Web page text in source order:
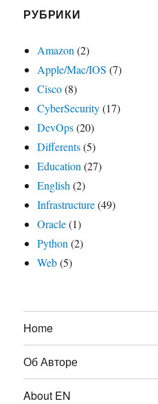
РУБРИКИ
Amazon(2)
Apple/Mac/IOS (7)
Cisco(8)
CyberSecurity(17)
DevOps(20)
Differents(5)
Education(27)
English(2)
Infrastructure(49)
Oracle(1)
Python(2)
Web(5)
Home
Об Авторе
About EN